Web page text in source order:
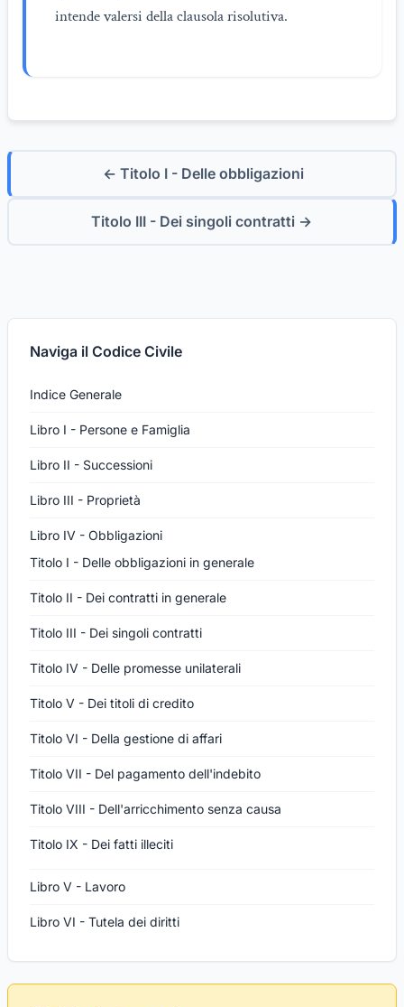
intende valersi della clausola risolutiva.
← Titolo I - Delle obbligazioni
Titolo III - Dei singoli contratti →
Naviga il Codice Civile
Indice Generale
Libro I - Persone e Famiglia
Libro II - Successioni
Libro III - Proprietà
Libro IV - Obbligazioni
Titolo I - Delle obbligazioni in generale
Titolo II - Dei contratti in generale
Titolo III - Dei singoli contratti
Titolo IV - Delle promesse unilaterali
Titolo V - Dei titoli di credito
Titolo VI - Della gestione di affari
Titolo VII - Del pagamento dell'indebito
Titolo VIII - Dell'arricchimento senza causa
Titolo IX - Dei fatti illeciti
Libro V - Lavoro
Libro VI - Tutela dei diritti